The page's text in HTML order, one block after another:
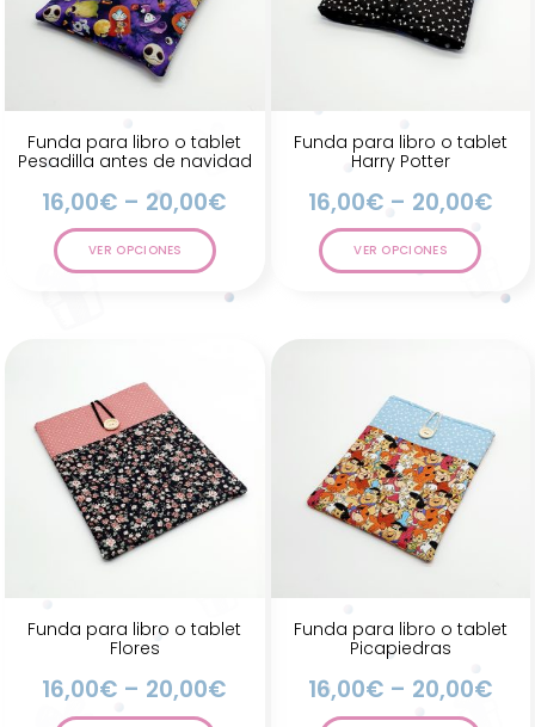
Funda para libro o tablet
Pesadilla antes de navidad
16,00€ – 20,00€
VER OPCIONES
Funda para libro o tablet
Harry Potter
16,00€ – 20,00€
VER OPCIONES
Funda para libro o tablet
Flores
16,00€ – 20,00€
Funda para libro o tablet
Picapiedras
16,00€ – 20,00€